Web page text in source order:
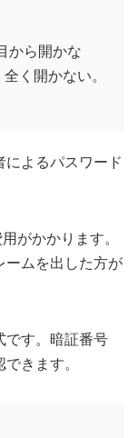
から開かな
く開かない。
よるパスワード
がかかります。
ームを出した方が
です。暗証番号
きます。